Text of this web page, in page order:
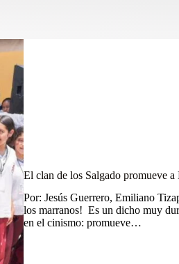
El clan de los Salgado promueve a
Por: Jesús Guerrero, Emiliano
los marranos! Es un dicho muy
en el cinismo: promueve…